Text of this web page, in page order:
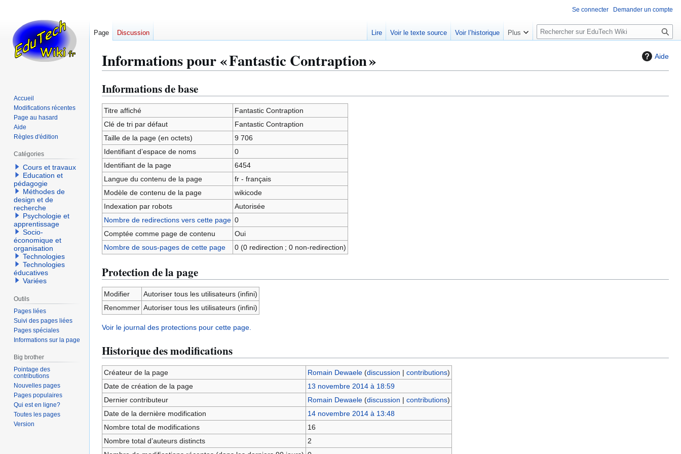
Aide
Informations pour « Fantastic Contraption »
Aller
à
la
navigation
Aller
à
la
recherche
Informations de base
Titre affiché
Fantastic Contraption
Clé de tri par défaut
Fantastic Contraption
Taille de la page (en octets)
9 706
Identifiant dʼespace de noms
0
Identifiant de la page
6454
Langue du contenu de la page
fr - français
Modèle de contenu de la page
wikicode
Indexation par robots
Autorisée
Nombre de redirections vers cette page 0
Comptée comme page de contenu
Oui
Nombre de sous-pages de cette page
0 (0 redirection ; 0 non-redirection)
Protection de la page
Modifier
Autoriser tous les utilisateurs (infini)
Renommer Autoriser tous les utilisateurs (infini)
Voir le journal des protections pour cette page.
Historique des modifications
Créateur de la page Romain Dewaele (discussion | contributions)
Date de création de la page
13 novembre 2014 à 18:59
Dernier contributeur
Romain Dewaele (discussion | contributions)
Date de la dernière modification
14 novembre 2014 à 13:48
Nombre total de modifications
16
Nombre total d’auteurs distincts
2
Se connecter Demander un compte
Page Discussion Lire Voir le texte source Voir l’historique Plus
R
e
e
c
Accueil
Modifications récentes
Page au hasard
Aide
Règles d'édition
Catégories
Cours et travaux
Education et
pédagogie
Méthodes de
design et de
recherche
Psychologie et
apprentissage
Socio-
économique et
organisation
Technologies
Technologies
éducatives
Variées
Outils
Pages liées
Suivi des pages liées
Pages spéciales
Informations sur la page
Big brother
Pointage des
contributions
Nouvelles pages
Pages populaires
Qui est en ligne?
Toutes les pages
Version